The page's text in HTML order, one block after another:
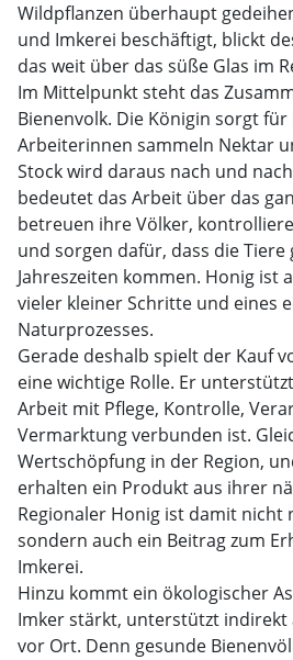
Wildpflanzen überhaupt
und Imkerei beschäftigt, blickt
das weit über das süße Glas im
Im Mittelpunkt steht das
Bienenvolk. Die Königin sorgt
Arbeiterinnen sammeln Nektar
Stock wird daraus nach und
bedeutet das Arbeit über das
betreuen ihre Völker,
und sorgen dafür, dass die
Jahreszeiten kommen. Honig ist
vieler kleiner Schritte und eines
Naturprozesses.
Gerade deshalb spielt der Kauf
eine wichtige Rolle. Er
Arbeit mit Pflege, Kontrolle,
Vermarktung verbunden ist.
Wertschöpfung in der Region,
erhalten ein Produkt aus ihrer
Regionaler Honig ist damit nicht
sondern auch ein Beitrag zum
Imkerei.
Hinzu kommt ein ökologischer
Imker stärkt, unterstützt indirekt
vor Ort. Denn gesunde